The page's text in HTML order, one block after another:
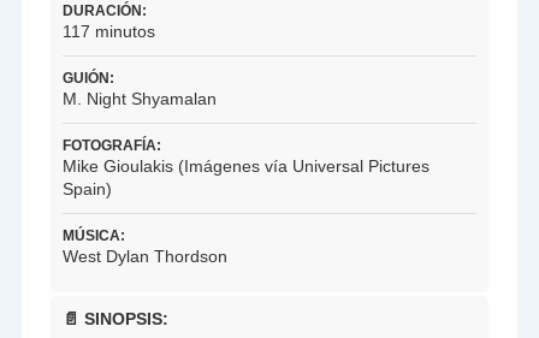
DURACIÓN:
117 minutos
GUIÓN:
M. Night Shyamalan
FOTOGRAFÍA:
Mike Gioulakis (Imágenes vía Universal Pictures
Spain)
MÚSICA:
West Dylan Thordson
📄 SINOPSIS: